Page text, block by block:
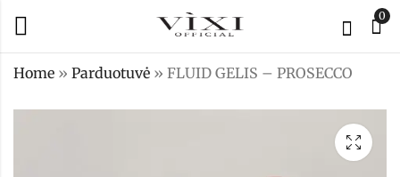
0
Home » Parduotuvė » FLUID GELIS – PROSECCO
FLUID GELIS -
MEMORY GELIS -
FANCY (rausvas su